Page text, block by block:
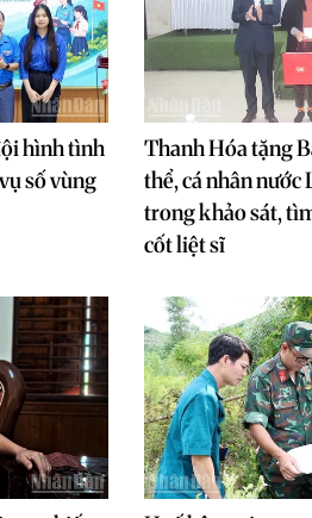
hình tình
số vùng
Thanh Hóa tặng
thể, cá nhân nước
trong khảo sát,
cốt liệt sĩ